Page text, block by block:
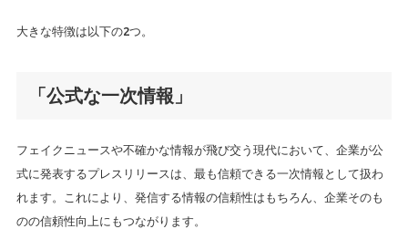
大きな特徴は以下の2つ。
「公式な一次情報」
フェイクニュースや不確かな情報が飛び交う現代において、企業が公
式に発表するプレスリリースは、最も信頼できる一次情報として扱わ
れます。これにより、発信する情報の信頼性はもちろん、企業そのも
のの信頼性向上にもつながります。